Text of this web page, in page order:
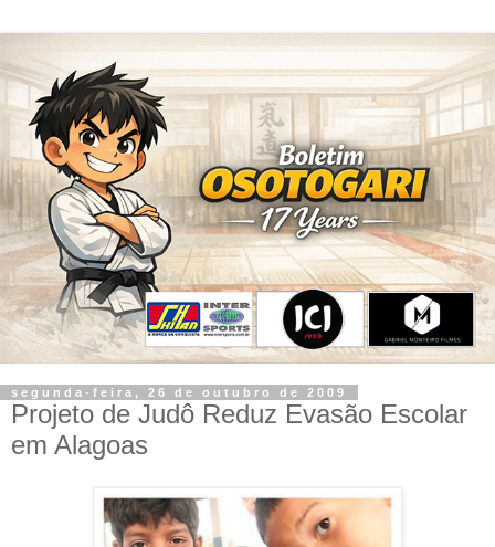
segunda-feira, 26 de outubro de 2009
Projeto de Judô Reduz Evasão Escolar
em Alagoas